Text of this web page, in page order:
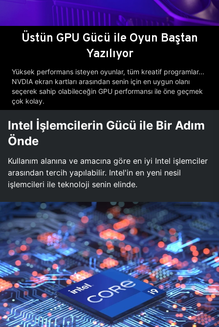
Üstün GPU Gücü ile Oyun Baştan
Yazılıyor
Yüksek performans isteyen oyunlar, tüm kreatif programlar...
NVDIA ekran kartları arasından senin için en uygun olanı
seçerek sahip olabileceğin GPU performansı ile öne geçmek
çok kolay.
Intel İşlemcilerin Gücü ile Bir Adım
Önde
Kullanım alanına ve amacına göre en iyi Intel işlemciler
arasından tercih yapılabilir. Intel'in en yeni nesil
işlemcileri ile teknoloji senin elinde.